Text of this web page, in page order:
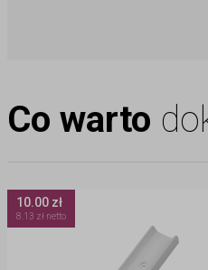
Co warto
10.00 zł
8.13 zł netto